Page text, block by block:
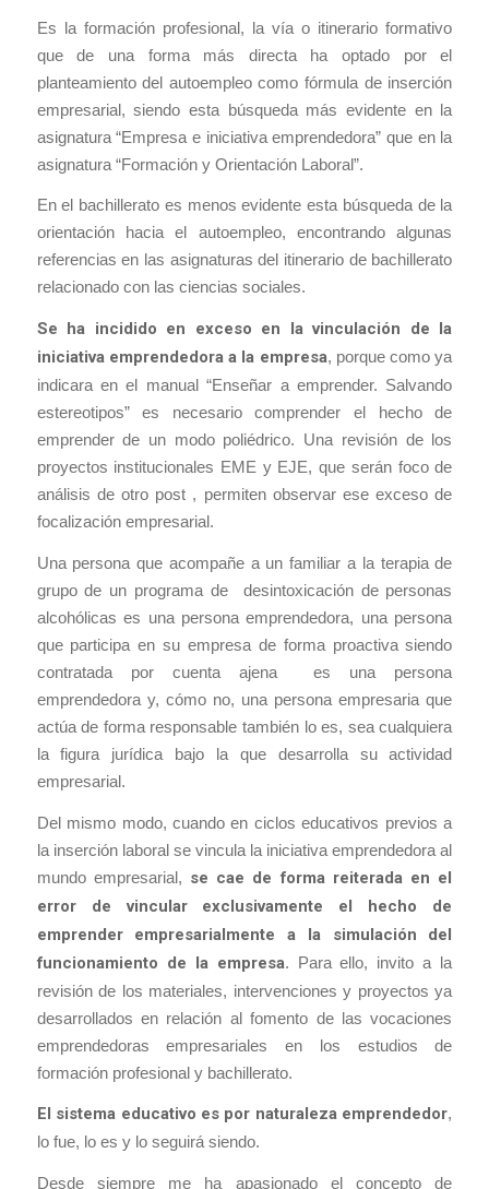
Es la formación profesional, la vía o itinerario formativo
que de una forma más directa ha optado por el
planteamiento del autoempleo como fórmula de inserción
empresarial, siendo esta búsqueda más evidente en la
asignatura “Empresa e iniciativa emprendedora” que en la
asignatura “Formación y Orientación Laboral”.
En el bachillerato es menos evidente esta búsqueda de la
orientación hacia el autoempleo, encontrando algunas
referencias en las asignaturas del itinerario de bachillerato
relacionado con las ciencias sociales.
Se ha incidido en exceso en la vinculación de la
iniciativa emprendedora a la empresa, porque como ya
indicara en el manual “Enseñar a emprender. Salvando
estereotipos” es necesario comprender el hecho de
emprender de un modo poliédrico. Una revisión de los
proyectos institucionales EME y EJE, que serán foco de
análisis de otro post , permiten observar ese exceso de
focalización empresarial.
Una persona que acompañe a un familiar a la terapia de
grupo de un programa de desintoxicación de personas
alcohólicas es una persona emprendedora, una persona
que participa en su empresa de forma proactiva siendo
contratada por cuenta ajena es una persona
emprendedora y, cómo no, una persona empresaria que
actúa de forma responsable también lo es, sea cualquiera
la figura jurídica bajo la que desarrolla su actividad
empresarial.
Del mismo modo, cuando en ciclos educativos previos a
la inserción laboral se vincula la iniciativa emprendedora al
mundo empresarial, se cae de forma reiterada en el
error de vincular exclusivamente el hecho de
emprender empresarialmente a la simulación del
funcionamiento de la empresa. Para ello, invito a la
revisión de los materiales, intervenciones y proyectos ya
desarrollados en relación al fomento de las vocaciones
emprendedoras empresariales en los estudios de
formación profesional y bachillerato.
El sistema educativo es por naturaleza emprendedor,
lo fue, lo es y lo seguirá siendo.
Desde siempre me ha apasionado el concepto de